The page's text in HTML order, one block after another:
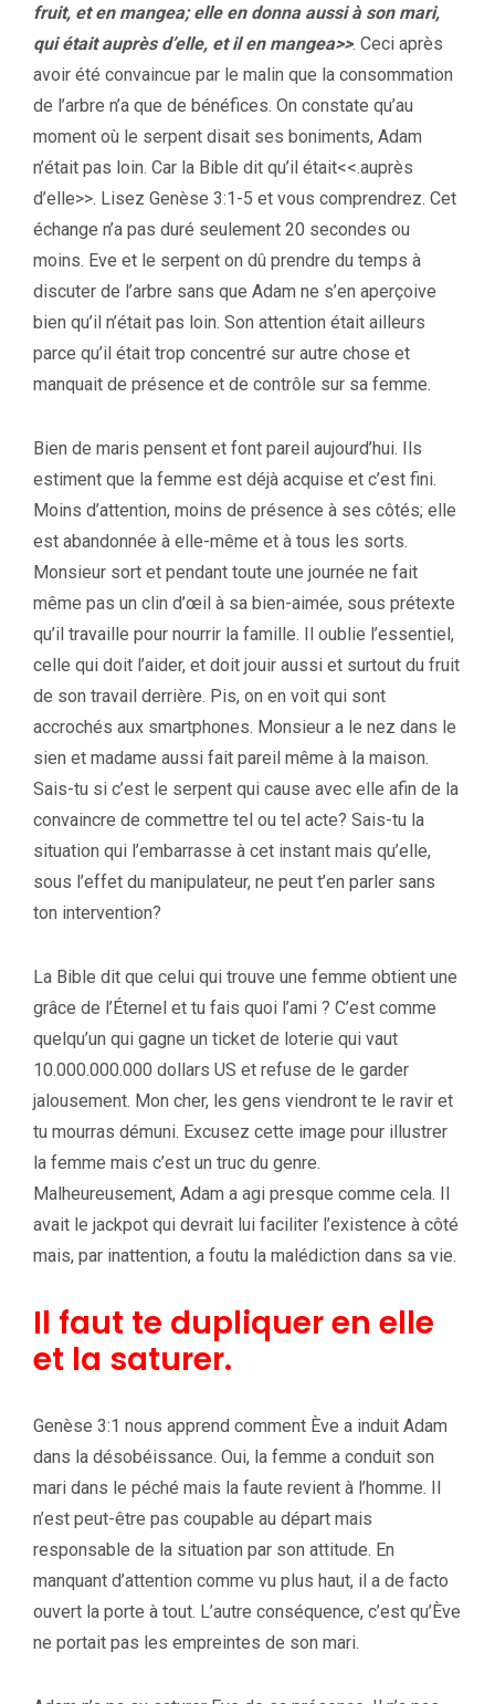
fruit, et en mangea; elle en donna aussi à son mari,
qui était auprès d’elle, et il en mangea>>. Ceci après
avoir été convaincue par le malin que la consommation
de l’arbre n’a que de bénéfices. On constate qu’au
moment où le serpent disait ses boniments, Adam
n’était pas loin. Car la Bible dit qu’il était<<.auprès
d’elle>>. Lisez Genèse 3:1-5 et vous comprendrez. Cet
échange n’a pas duré seulement 20 secondes ou
moins. Eve et le serpent on dû prendre du temps à
discuter de l’arbre sans que Adam ne s’en aperçoive
bien qu’il n’était pas loin. Son attention était ailleurs
parce qu’il était trop concentré sur autre chose et
manquait de présence et de contrôle sur sa femme.
Bien de maris pensent et font pareil aujourd’hui. Ils
estiment que la femme est déjà acquise et c’est fini.
Moins d’attention, moins de présence à ses côtés; elle
est abandonnée à elle-même et à tous les sorts.
Monsieur sort et pendant toute une journée ne fait
même pas un clin d’œil à sa bien-aimée, sous prétexte
qu’il travaille pour nourrir la famille. Il oublie l’essentiel,
celle qui doit l’aider, et doit jouir aussi et surtout du fruit
de son travail derrière. Pis, on en voit qui sont
accrochés aux smartphones. Monsieur a le nez dans le
sien et madame aussi fait pareil même à la maison.
Sais-tu si c’est le serpent qui cause avec elle afin de la
convaincre de commettre tel ou tel acte? Sais-tu la
situation qui l’embarrasse à cet instant mais qu’elle,
sous l’effet du manipulateur, ne peut t’en parler sans
ton intervention?
La Bible dit que celui qui trouve une femme obtient une
grâce de l’Éternel et tu fais quoi l’ami ? C’est comme
quelqu’un qui gagne un ticket de loterie qui vaut
10.000.000.000 dollars US et refuse de le garder
jalousement. Mon cher, les gens viendront te le ravir et
tu mourras démuni. Excusez cette image pour illustrer
la femme mais c’est un truc du genre.
Malheureusement, Adam a agi presque comme cela. Il
avait le jackpot qui devrait lui faciliter l’existence à côté
mais, par inattention, a foutu la malédiction dans sa vie.
Il faut te dupliquer en elle
et la saturer.
Genèse 3:1 nous apprend comment Ève a induit Adam
dans la désobéissance. Oui, la femme a conduit son
mari dans le péché mais la faute revient à l’homme. Il
n’est peut-être pas coupable au départ mais
responsable de la situation par son attitude. En
manquant d’attention comme vu plus haut, il a de facto
ouvert la porte à tout. L’autre conséquence, c’est qu’Ève
ne portait pas les empreintes de son mari.